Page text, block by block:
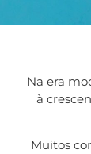
Na era
à
Muitos